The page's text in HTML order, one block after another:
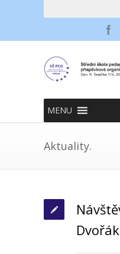
MENU
Aktuality.